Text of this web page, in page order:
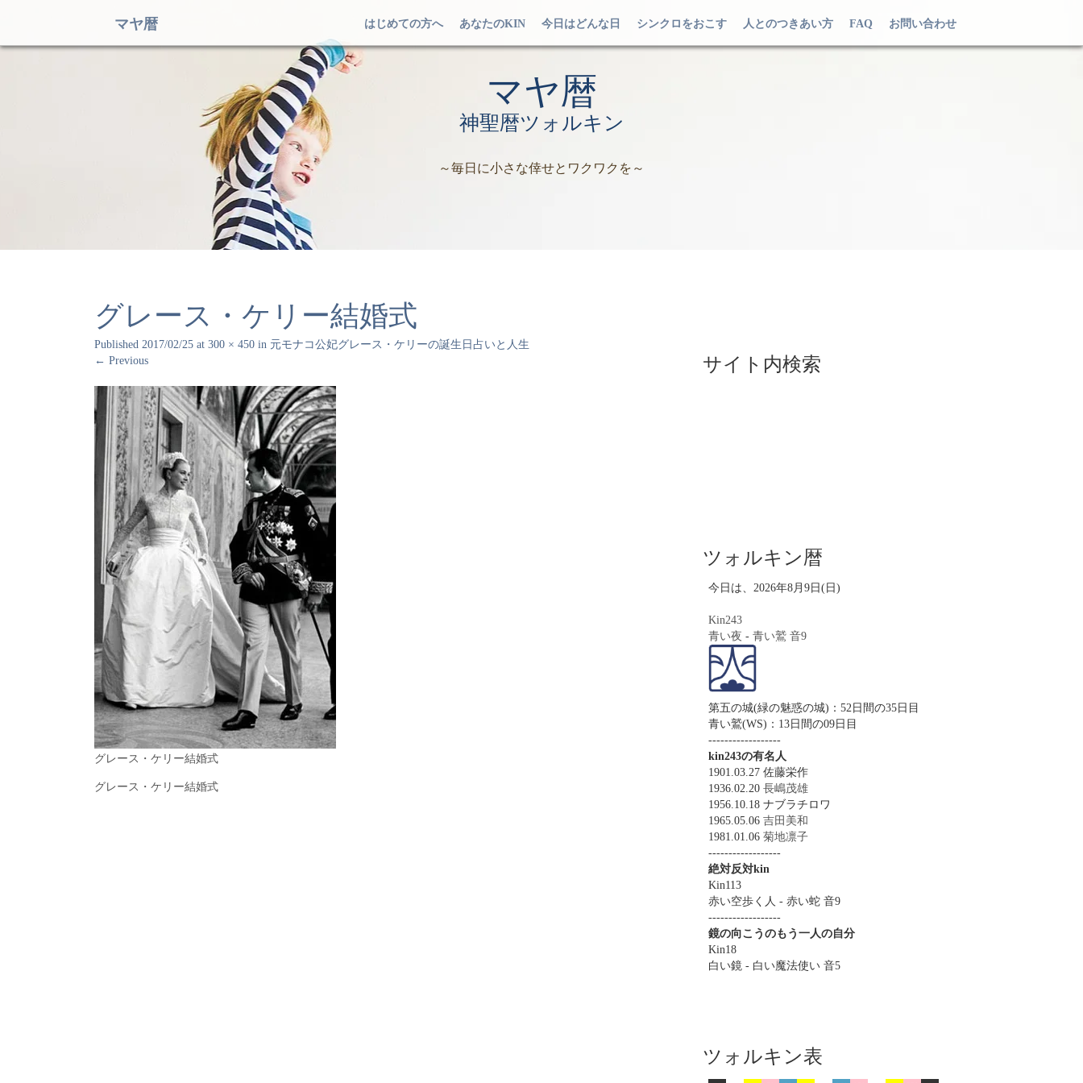
マヤ暦 はじめての方へ あなたのKIN 今日はどんな日 シンクロをおこす 人とのつきあい方 FAQ お問い合わせ
マヤ暦
神聖暦ツォルキン
～毎日に小さな倖せとワクワクを～
グレース・ケリー結婚式
Published 2017/02/25 at 300 × 450 in 元モナコ公妃グレース・ケリーの誕生日占いと人生
← Previous
グレース・ケリー結婚式
グレース・ケリー結婚式
サイト内検索
ツォルキン暦
今日は、2026年8月9日(日)
Kin243
青い夜 - 青い鷲 音9
第五の城(緑の魅惑の城)：52日間の35日目
青い鷲(WS)：13日間の09日目
------------------
kin243の有名人
1901.03.27 佐藤栄作
1936.02.20 長嶋茂雄
1956.10.18 ナブラチロワ
1965.05.06 吉田美和
1981.01.06 菊地凛子
------------------
絶対反対kin
Kin113
赤い空歩く人 - 赤い蛇 音9
------------------
鏡の向こうのもう一人の自分
Kin18
白い鏡 - 白い魔法使い 音5
ツォルキン表